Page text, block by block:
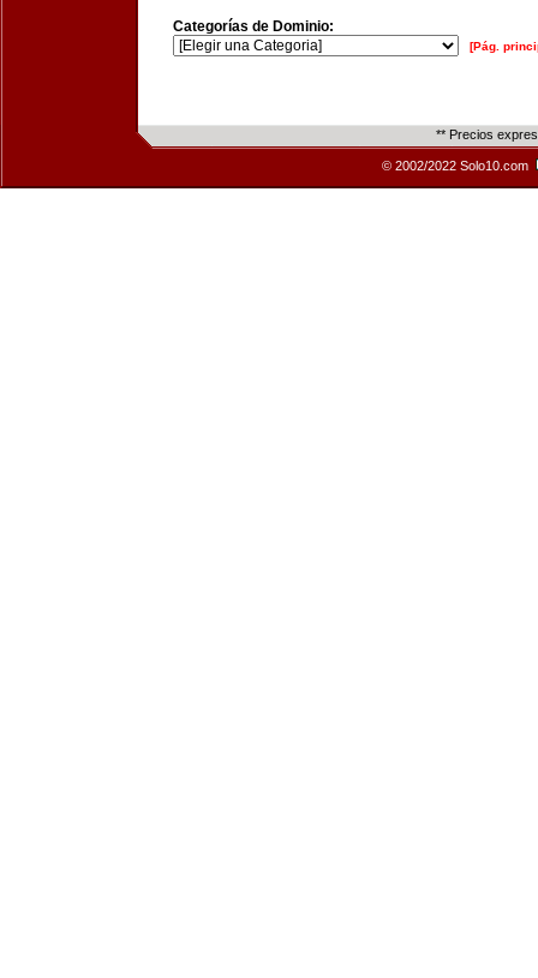
Categorías de Dominio:
[Pág.
** Precios
© 2002/2022 Solo10.com